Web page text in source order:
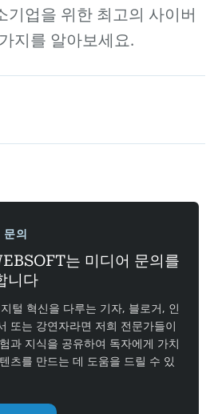
기업을 위한 최고의 사이버
지를 알아보세요.
의
는 미디어 문의를
니다
털 혁신을 다루는 기자, 블로거, 인
또는 강연자라면 저희 전문가들이
과 지식을 공유하여 독자에게 가치
츠를 만드는 데 도움을 드릴 수 있